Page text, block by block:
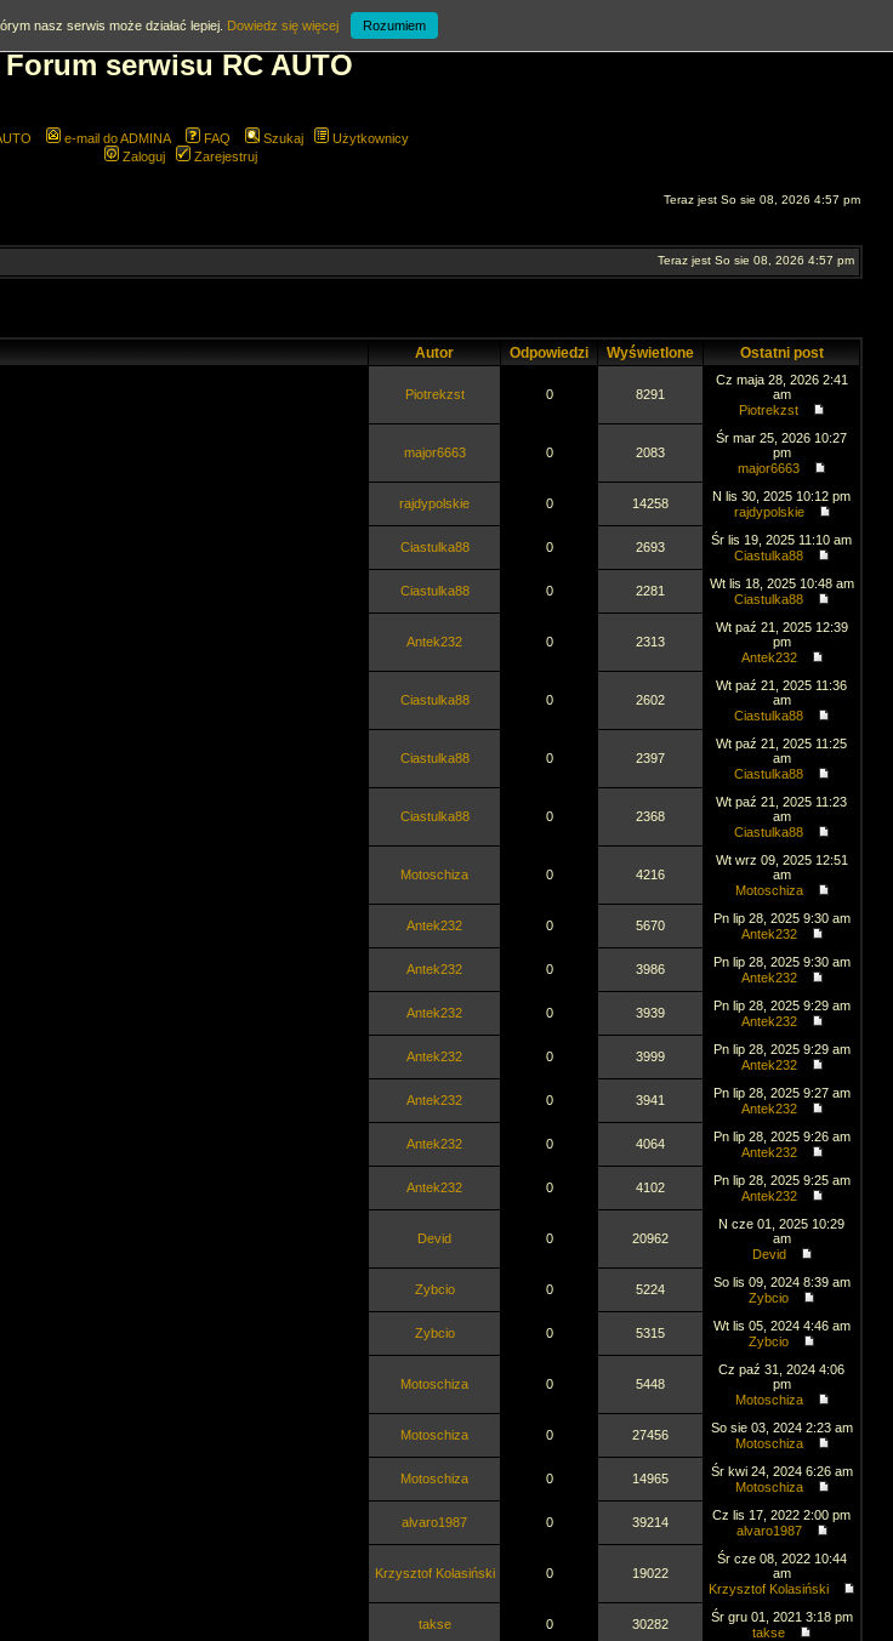
Forum serwisu RC AUTO
e-mail do ADMINA FAQ Szukaj
Użytkownicy
Zaloguj
Zarejestruj
Teraz jest So sie 08, 2026 4:57 pm
Teraz jest So sie 08, 2026 4:57 pm
Autor Odpowiedzi Wyświetlone Ostatni post
Piotrekzst 0 8291
Cz maja 28, 2026 2:41
am
Piotrekzst
major6663 0 2083
Śr mar 25, 2026 10:27
pm
major6663
rajdypolskie 0 14258
N lis 30, 2025 10:12 pm
rajdypolskie
Ciastulka88 0 2693
Śr lis 19, 2025 11:10 am
Ciastulka88
Ciastulka88 0 2281
Wt lis 18, 2025 10:48 am
Ciastulka88
Antek232 0 2313
Wt paź 21, 2025 12:39
pm
Antek232
Ciastulka88 0 2602
Wt paź 21, 2025 11:36
am
Ciastulka88
Ciastulka88 0 2397
Wt paź 21, 2025 11:25
am
Ciastulka88
Ciastulka88 0 2368
Wt paź 21, 2025 11:23
am
Ciastulka88
Motoschiza 0 4216
Wt wrz 09, 2025 12:51
am
Motoschiza
Antek232 0 5670
Pn lip 28, 2025 9:30 am
Antek232
Antek232 0 3986
Pn lip 28, 2025 9:30 am
Antek232
Antek232 0 3939
Pn lip 28, 2025 9:29 am
Antek232
Antek232 0 3999
Pn lip 28, 2025 9:29 am
Antek232
Antek232 0 3941
Pn lip 28, 2025 9:27 am
Antek232
Antek232 0 4064
Pn lip 28, 2025 9:26 am
Antek232
Antek232 0 4102
Pn lip 28, 2025 9:25 am
Antek232
Devid 0 20962
N cze 01, 2025 10:29
am
Devid
Zybcio 0 5224
So lis 09, 2024 8:39 am
Zybcio
Zybcio 0 5315
Wt lis 05, 2024 4:46 am
Zybcio
Motoschiza 0 5448
Cz paź 31, 2024 4:06
pm
Motoschiza
Motoschiza 0 27456
So sie 03, 2024 2:23 am
Motoschiza
Motoschiza 0 14965
Śr kwi 24, 2024 6:26 am
Motoschiza
alvaro1987 0 39214
Cz lis 17, 2022 2:00 pm
alvaro1987
Krzysztof Kolasiński 0 19022
Śr cze 08, 2022 10:44
am
Krzysztof Kolasiński
takse 0 30282
Śr gru 01, 2021 3:18 pm
takse
nasz serwis może działać lepiej. Dowiedz się więcej Rozumiem